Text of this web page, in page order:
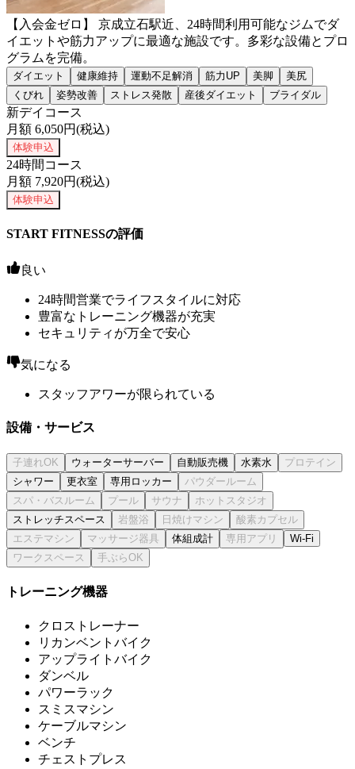
【入会金ゼロ】 京成立石駅近、24時間利用可能なジムでダ
イエットや筋力アップに最適な施設です。多彩な設備とプロ
グラムを完備。
ダイエット 健康維持 運動不足解消 筋力UP 美脚
美尻
くびれ
姿勢改善 ストレス発散 産後ダイエット ブライダル
新デイコース
月額 6,050円(税込)
体験申込
24時間コース
月額 7,920円(税込)
体験申込
START FITNESSの評価
良い
24時間営業でライフスタイルに対応
豊富なトレーニング機器が充実
セキュリティが万全で安心
気になる
スタッフアワーが限られている
設備・サービス
ウォーターサーバー 自動販売機
水素水
シャワー
更衣室 専用ロッカー
ストレッチスペース
体組成計
Wi-Fi
トレーニング機器
クロストレーナー
リカンベントバイク
アップライトバイク
ダンベル
パワーラック
スミスマシン
ケーブルマシン
ベンチ
チェストプレス